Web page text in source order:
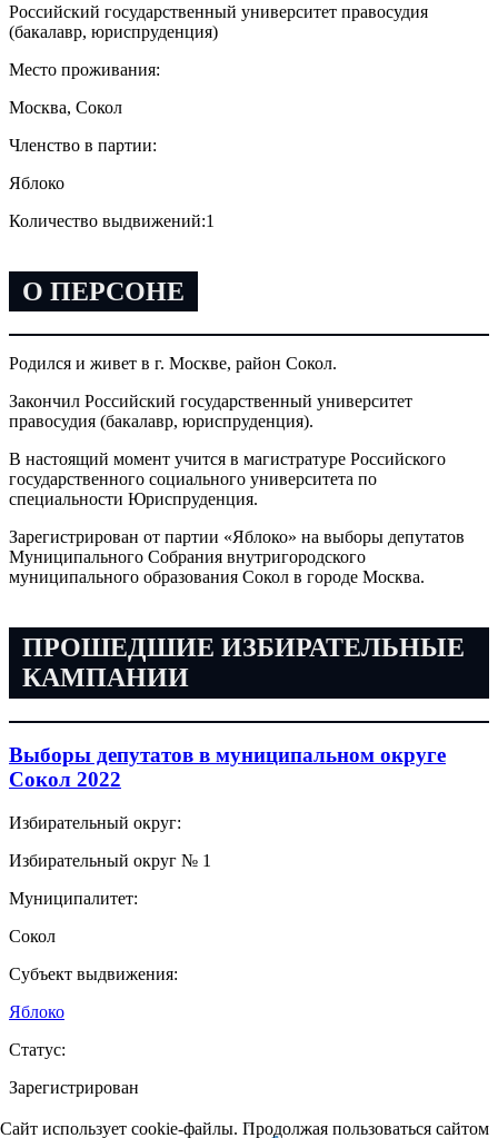
Российский государственный университет правосудия
(бакалавр, юриспруденция)
Место проживания:
Москва, Сокол
Членство в партии:
Яблоко
Количество выдвижений:1
О ПЕРСОНЕ
Родился и живет в г. Москве, район Сокол.
Закончил Российский государственный университет
правосудия (бакалавр, юриспруденция).
В настоящий момент учится в магистратуре Российского
государственного социального университета по
специальности Юриспруденция.
Зарегистрирован от партии «Яблоко» на выборы депутатов
Муниципального Собрания внутригородского
муниципального образования Сокол в городе Москва.
ПРОШЕДШИЕ ИЗБИРАТЕЛЬНЫЕ
КАМПАНИИ
Выборы депутатов в муниципальном округе
Сокол 2022
Избирательный округ:
Избирательный округ № 1
Муниципалитет:
Сокол
Субъект выдвижения:
Яблоко
Статус:
Зарегистрирован
Сайт использует cookie-файлы. Продолжая пользоваться сайтом